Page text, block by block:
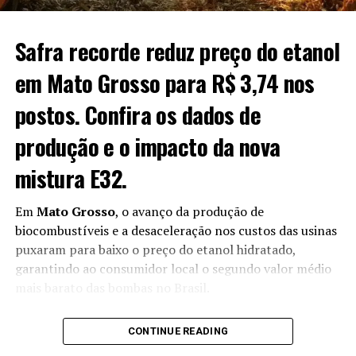
População ocupada no agro bate recorde com mais
Safra recorde reduz preço do etanol
em Mato Grosso para R$ 3,74 nos
postos. Confira os dados de
produção e o impacto da nova
mistura E32.
EmMato Grosso, o avanço da produção de
biocombustíveis e a desaceleração nos custos das usinas
puxaram para baixo o preço do etanol hidratado,
garantindo ao consumidor local o segundo valor médio
O cenário reflete a expansão da safra 2026/2027,
estimada em 8,4 bilhões de litros — um salto de 16,08%
CONTINUE READING